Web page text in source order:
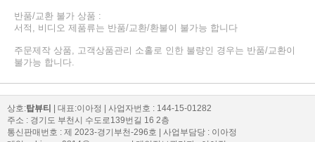
반품/교환 불가 상품 :
서적, 비디오 제품류는 반품/교환/환불이 불가능 합니다
주문제작 상품, 고객상품관리 소홀로 인한 불량인 경우는 반품/교환이
불가능 합니다.
상호:탑뷰티
| 대표:이아정 | 사업자번호 : 144-15-01282
주소 : 경기도 부천시 수도로139번길 16 2층
통신판매번호 : 제 2023-경기부천-296호 | 사업부담당 : 이아정